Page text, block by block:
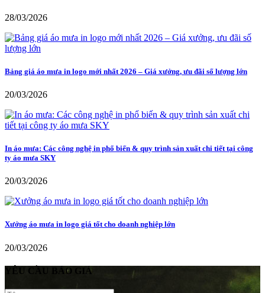
28/03/2026
Bảng giá áo mưa in logo mới nhất 2026 – Giá xưởng, ưu đãi số lượng lớn
20/03/2026
In áo mưa: Các công nghệ in phổ biến & quy trình sản xuất chi tiết tại công
ty áo mưa SKY
20/03/2026
Xưởng áo mưa in logo giá tốt cho doanh nghiệp lớn
20/03/2026
YÊU CẦU BÁO GIÁ